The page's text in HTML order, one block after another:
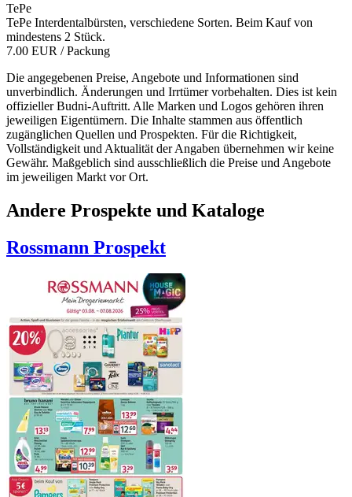
TePe
TePe Interdentalbürsten, verschiedene Sorten. Beim Kauf von
mindestens 2 Stück.
7.00 EUR / Packung
Die angegebenen Preise, Angebote und Informationen sind
unverbindlich. Änderungen und Irrtümer vorbehalten. Dies ist kein
offizieller Budni-Auftritt. Alle Marken und Logos gehören ihren
jeweiligen Eigentümern. Die Inhalte stammen aus öffentlich
zugänglichen Quellen und Prospekten. Für die Richtigkeit,
Vollständigkeit und Aktualität der Angaben übernehmen wir keine
Gewähr. Maßgeblich sind ausschließlich die Preise und Angebote
im jeweiligen Markt vor Ort.
Andere Prospekte und Kataloge
Rossmann Prospekt